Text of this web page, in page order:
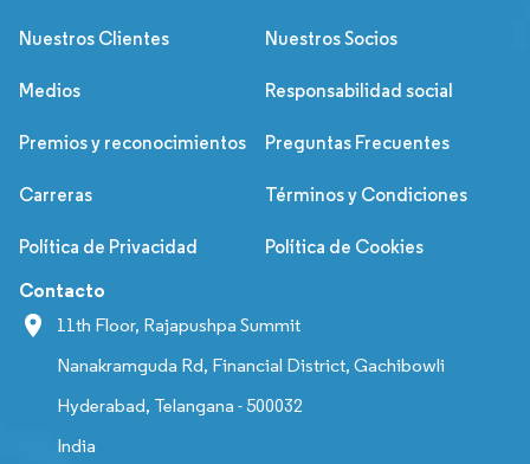
Nuestros Clientes Nuestros Socios
Medios Responsabilidad social
Premios y reconocimientos Preguntas Frecuentes
Carreras Términos y Condiciones
Política de Privacidad Política de Cookies
Contacto
11th Floor, Rajapushpa Summit
Nanakramguda Rd, Financial District, Gachibowli
Hyderabad, Telangana - 500032
India